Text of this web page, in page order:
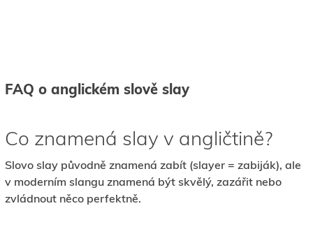
FAQ o anglickém slově slay
Co znamená slay v angličtině?
Slovo slay původně znamená zabít (slayer = zabiják), ale
v moderním slangu znamená být skvělý, zazářit nebo
zvládnout něco perfektně.